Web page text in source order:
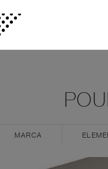
MARCA